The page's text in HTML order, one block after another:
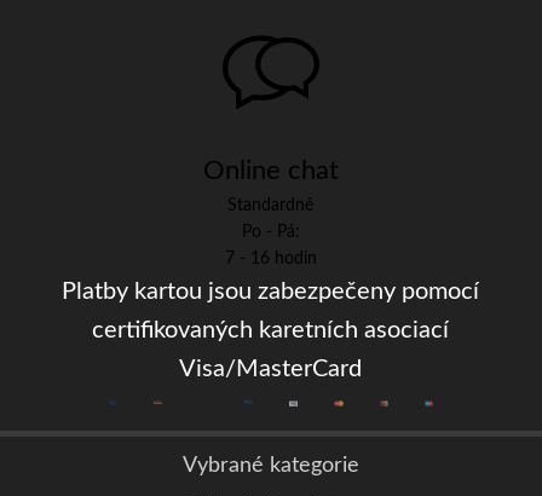
Online chat
Standardně
Po - Pá:
7 - 16 hodin
Platby kartou jsou zabezpečeny pomocí
certifikovaných karetních asociací
Visa/MasterCard
Vybrané kategorie